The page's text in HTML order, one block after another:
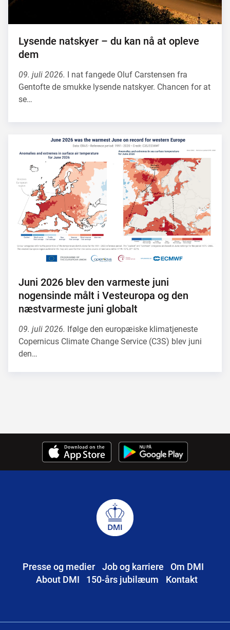
Lysende natskyer – du kan nå at opleve
dem
09. juli 2026. I nat fangede Oluf Carstensen fra
Gentofte de smukke lysende natskyer. Chancen for at
se…
Juni 2026 blev den varmeste juni
nogensinde målt i Vesteuropa og den
næstvarmeste juni globalt
09. juli 2026. Ifølge den europæiske klimatjeneste
Copernicus Climate Change Service (C3S) blev juni
den…
Presse og medier Job og karriere
Om DMI
About DMI
150-års jubilæum Kontakt